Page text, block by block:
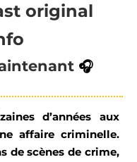
original
🎧
d’années aux
affaire criminelle.
sde scènes de crime,